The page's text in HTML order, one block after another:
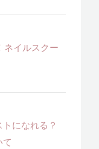
ネイルスクー
になれる？
て